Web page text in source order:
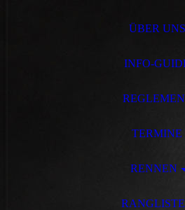
ÜBER UNS
INFO-
TERMINE
RENNEN